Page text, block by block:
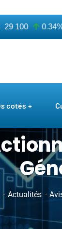
100 0.34%
cotés
Actualités